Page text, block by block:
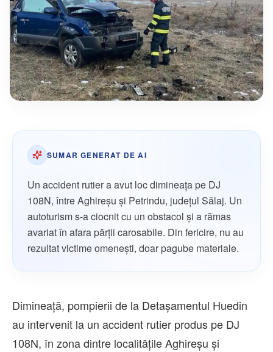
SUMAR GENERAT DE AI
Un accident rutier a avut loc dimineața pe DJ
108N, între Aghireșu și Petrindu, județul Sălaj. Un
autoturism s-a ciocnit cu un obstacol și a rămas
avariat în afara părții carosabile. Din fericire, nu au
rezultat victime omenești, doar pagube materiale.
Dimineață, pompierii de la Detașamentul Huedin
au intervenit la un accident rutier produs pe DJ
108N, în zona dintre localitățile Aghireșu și